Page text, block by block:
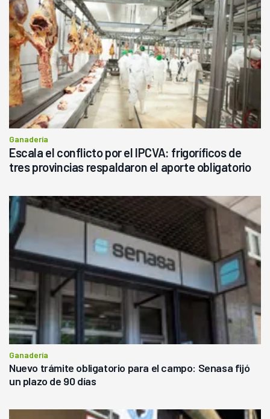
Ganadería
Escala el conflicto por el IPCVA: frigoríficos de
tres provincias respaldaron el aporte obligatorio
Ganadería
Nuevo trámite obligatorio para el campo: Senasa fijó
un plazo de 90 días